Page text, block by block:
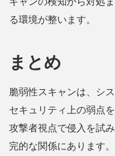
る環境が整います。
まとめ
脆弱性スキャンは、シ
セキュリティ上の弱点
攻撃者視点で侵入を試
完的な関係にあります